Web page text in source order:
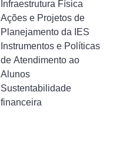
Infraestrutura Física
Ações e Projetos de
Planejamento da IES
Instrumentos e Políticas
de Atendimento ao
Alunos
Sustentabilidade
financeira